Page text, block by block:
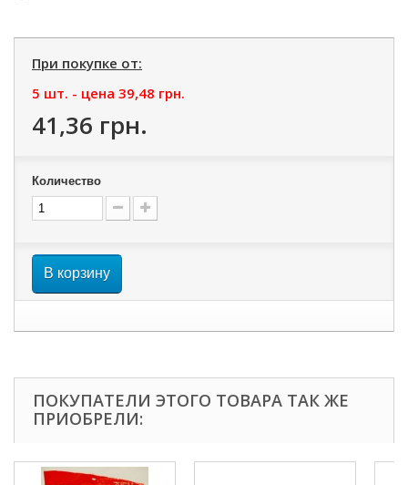
При покупке от:
5 шт. - цена 39,48 грн.
41,36 грн.
Количество
В корзину
ПОКУПАТЕЛИ ЭТОГО ТОВАРА ТАК ЖЕ
ПРИОБРЕЛИ: